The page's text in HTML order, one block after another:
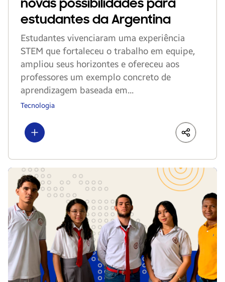
novas possibilidades para
estudantes da Argentina
Estudantes vivenciaram uma experiência
STEM que fortaleceu o trabalho em equipe,
ampliou seus horizontes e ofereceu aos
professores um exemplo concreto de
aprendizagem baseada em...
Tecnologia
Show more LinkedIn
Share